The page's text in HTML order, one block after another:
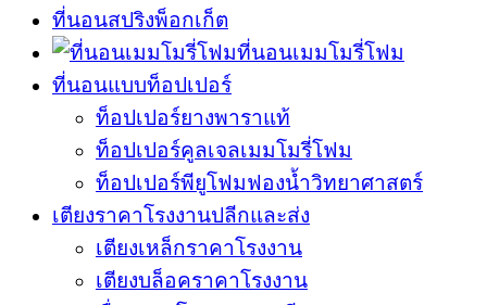
ที่นอนสปริงพ็อกเก็ต
ที่นอนเมมโมรี่โฟม
ที่นอนแบบท็อปเปอร์
ท็อปเปอร์ยางพาราแท้
ท็อปเปอร์คูลเจลเมมโมรี่โฟม
ท็อปเปอร์พียูโฟมฟองน้ำวิทยาศาสตร์
เตียงราคาโรงงานปลีกและส่ง
เตียงเหล็กราคาโรงงาน
เตียงบล็อคราคาโรงงาน